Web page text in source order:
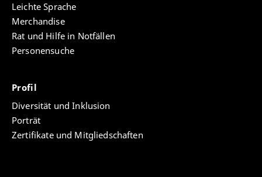
Leichte Sprache
Merchandise
Rat und Hilfe in Notfällen
Personensuche
Profil
Diversität und Inklusion
Porträt
Zertifikate und Mitgliedschaften